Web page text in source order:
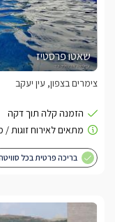
ישנה יציאה אל
מרפסת נוף
שאטו פרסטיז
צימרים בצפון, עין יעקב
בריכה פרטית בכל